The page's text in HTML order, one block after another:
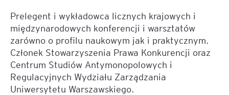
Prelegent i wykładowca licznych krajowych i
międzynarodowych konferencji i warsztatów
zarówno o profilu naukowym jak i praktycznym.
Członek Stowarzyszenia Prawa Konkurencji oraz
Centrum Studiów Antymonopolowych i
Regulacyjnych Wydziału Zarządzania
Uniwersytetu Warszawskiego.